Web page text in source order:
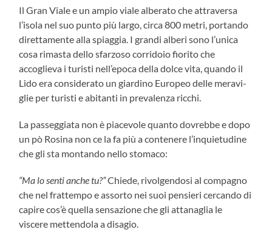
Il Gran Viale e un ampio viale alberato che attraversa
l’isola nel suo punto più largo, circa 800 metri, portando
direttamente alla spiaggia. I grandi alberi sono l’unica
cosa rimasta dello sfarzoso corridoio fiorito che
accoglieva i turisti nell’epoca della dolce vita, quando il
Lido era considerato un giardino Europeo delle meravi-
glie per turisti e abitanti in prevalenza ricchi.
La passeggiata non è piacevole quanto dovrebbe e dopo
un pò Rosina non ce la fa più a contenere l’inquietudine
che gli sta montando nello stomaco:
“Ma lo senti anche tu?”Chiede, rivolgendosi al compagno
che nel frattempo e assorto nei suoi pensieri cercando di
capire cos’è quella sensazione che gli attanaglia le
viscere mettendola a disagio.